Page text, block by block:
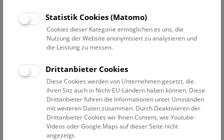
Keine Buchung mehr möglich.
Die Frage nach Menschenrassen beschäftigt und belastet
Biologie und Gesellschaft gleichermaßen seit langem. Dass
offensichtlich, doch was bedeutet das konkret? Und was hat
es mit der biologischen Klassifikation in Rassen auf sich?
Warum wird in anderen Ländern ganz selbstverständlich
gesprochen – istracenicht gleich Rasse? Und was
sagen uns Biologie und Genetik wirklich über die Vielfalt
unserer eigenen Art? Diesen und verwandten Fragen wird
Statistik Cookies (Matomo)
Cookies dieser Kategorie ermöglichen es uns, die
Nutzung der Website anonymisiert zu analysieren und
die Leistung zu messen.
Drittanbieter Cookies
Diese Cookies werden von Unternehmen gesetzt, die
ihren Sitz auch in Nicht-EU-Ländern haben können. Diese
Drittanbieter führen die Informationen unter Umständen
mit weiteren Daten zusammen. Durch Deaktivieren der
Drittanbieter Cookies wir Ihnen Content, wie Youtube-
Videos oder Google Maps auf dieser Seite nicht
angezeigt.